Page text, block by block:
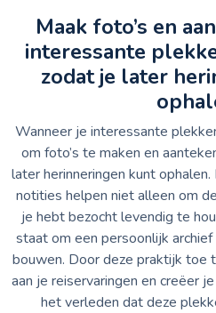
Maak foto’s en
interessante
zodat je later
Wanneer je interessante
om foto’s te maken en
later herinneringen kunt
notities helpen niet alleen om
je hebt bezocht levendig te
staat om een persoonlijk
bouwen. Door deze praktijk toe
aan je reiservaringen en creëer
het verleden dat deze